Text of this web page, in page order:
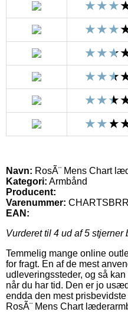
Navn: RosÃ¨ Mens Chart
Kategori: Armbånd
Producent:
Varenummer:
EAN:
Vurderet til 4 ud af 5 stjerner
Temmelig mange online
for fragt. En af de mest
udleveringssteder, og så
når du har tid. Den er jo
endda den mest
RosÃ¨ Mens Chart